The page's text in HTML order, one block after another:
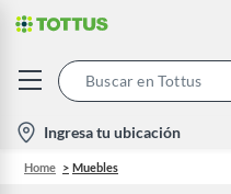
location-
icon
Ingresa tu ubicación
Home Muebles